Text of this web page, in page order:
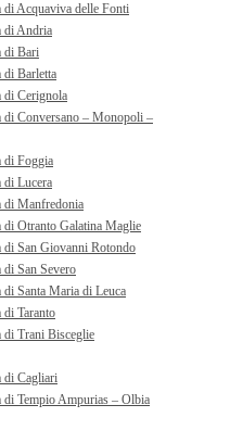
di Acquaviva delle Fonti
di Andria
di Bari
di Barletta
di Cerignola
di Conversano – Monopoli –
di Foggia
di Lucera
di Manfredonia
di Otranto Galatina Maglie
di San Giovanni Rotondo
di San Severo
di Santa Maria di Leuca
di Taranto
di Trani Bisceglie
di Cagliari
di Tempio Ampurias – Olbia